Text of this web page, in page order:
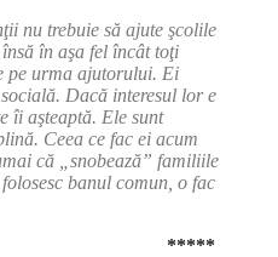
nu trebuie să ajute şcolile
în aşa fel încât toţi
pe urma ajutorului. Ei
Dacă interesul lor e
îi aşteaptă. Ele sunt
Ceea ce fac ei acum
că „snobează” familiile
banul comun, o fac